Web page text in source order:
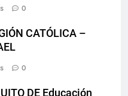
0
CATÓLICA –
0
DE Educación